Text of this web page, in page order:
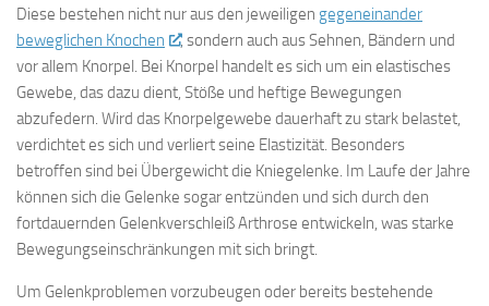
Diese bestehen nicht nur aus den jeweiligen gegeneinander
beweglichen Knochen
, sondern auch aus Sehnen, Bändern und
vor allem Knorpel. Bei Knorpel handelt es sich um ein elastisches
Gewebe, das dazu dient, Stöße und heftige Bewegungen
abzufedern. Wird das Knorpelgewebe dauerhaft zu stark belastet,
verdichtet es sich und verliert seine Elastizität. Besonders
betroffen sind bei Übergewicht die Kniegelenke. Im Laufe der Jahre
können sich die Gelenke sogar entzünden und sich durch den
fortdauernden Gelenkverschleiß Arthrose entwickeln, was starke
Bewegungseinschränkungen mit sich bringt.
Um Gelenkproblemen vorzubeugen oder bereits bestehende